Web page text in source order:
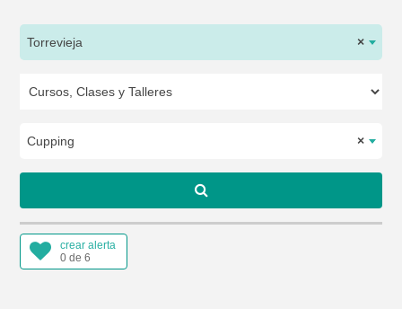
×
Torrevieja
×
Cupping
crear alerta
0 de 6